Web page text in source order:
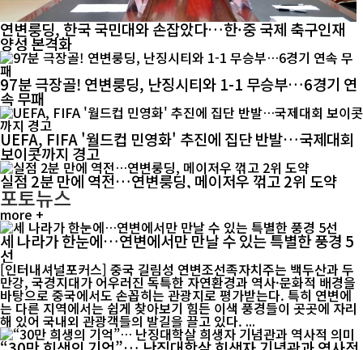
연변룽딩, 한국 국민대와 손잡았다…한·중 국제 축구인재
양성 본격화
97분 극장골! 연변룽딩, 난징시티와 1-1 무승부…6경기 연
속 무패
UEFA, FIFA '월드컵 민영화' 추진에 집단 반발…국제대회
보이콧까지 경고
실점 2분 만에 역전…연변룽딩, 메이저우 꺾고 2위 도약
포토뉴스
more +
세 나라가 한눈에…연변에서만 만날 수 있는 특별한 풍경 5
선
[인터내셔널포커스] 중국 길림성 연변조선족자치주는 백두산과 두
만강, 국경지대가 어우러진 독특한 자연환경과 역사·문화적 배경을
바탕으로 중국에서도 손꼽히는 관광지로 평가받는다. 특히 연변에
는 다른 지역에서는 쉽게 찾아보기 힘든 이색 풍경들이 곳곳에 자리
해 있어 국내외 관광객들의 발길을 끌고 있다. ...